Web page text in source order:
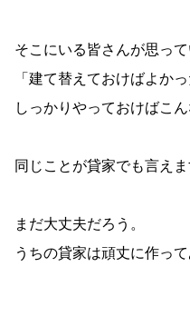
そこにいる皆さんが思って
「建て替えておけばよか
しっかりやっておけばこ
同じことが貸家でも言えま
まだ大丈夫だろう。
うちの貸家は頑丈に作っ